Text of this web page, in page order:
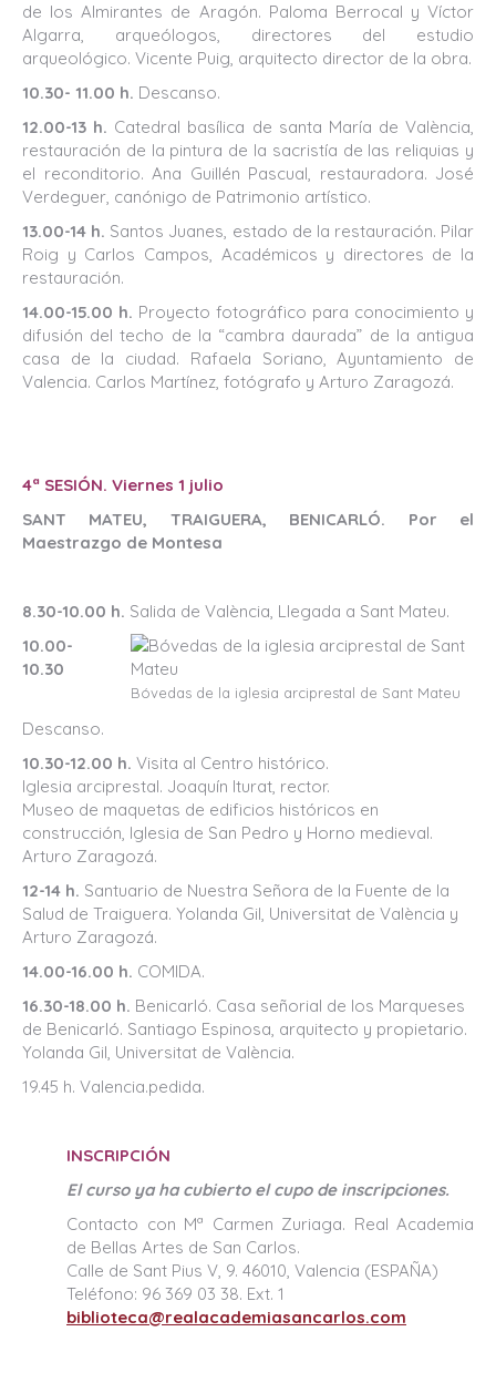
de los Almirantes de Aragón. Paloma Berrocal y Víctor
Algarra, arqueólogos, directores del estudio
arqueológico. Vicente Puig, arquitecto director de la obra.
10.30- 11.00 h. Descanso.
12.00-13 h. Catedral basílica de santa María de València,
restauración de la pintura de la sacristía de las reliquias y
el reconditorio. Ana Guillén Pascual, restauradora. José
Verdeguer, canónigo de Patrimonio artístico.
13.00-14 h. Santos Juanes, estado de la restauración. Pilar
Roig y Carlos Campos, Académicos y directores de la
restauración.
14.00-15.00 h. Proyecto fotográfico para conocimiento y
difusión del techo de la “cambra daurada” de la antigua
casa de la ciudad. Rafaela Soriano, Ayuntamiento de
Valencia. Carlos Martínez, fotógrafo y Arturo Zaragozá.
4ª SESIÓN. Viernes 1 julio
SANT MATEU, TRAIGUERA, BENICARLÓ. Por el
Maestrazgo de Montesa
8.30-10.00 h. Salida de València, Llegada a Sant Mateu.
Bóvedas de la iglesia arciprestal de Sant Mateu
10.00-
10.30
Descanso.
10.30-12.00 h. Visita al Centro histórico.
Iglesia arciprestal. Joaquín Iturat, rector.
Museo de maquetas de edificios históricos en
construcción, Iglesia de San Pedro y Horno medieval.
Arturo Zaragozá.
12-14 h. Santuario de Nuestra Señora de la Fuente de la
Salud de Traiguera. Yolanda Gil, Universitat de València y
Arturo Zaragozá.
14.00-16.00 h. COMIDA.
16.30-18.00 h. Benicarló. Casa señorial de los Marqueses
de Benicarló. Santiago Espinosa, arquitecto y propietario.
Yolanda Gil, Universitat de València.
19.45 h. Valencia.pedida.
INSCRIPCIÓN
El curso ya ha cubierto el cupo de inscripciones.
Contacto con Mª Carmen Zuriaga. Real Academia
de Bellas Artes de San Carlos.
Calle de Sant Pius V, 9. 46010, Valencia (ESPAÑA)
Teléfono: 96 369 03 38. Ext. 1
biblioteca@realacademiasancarlos.com